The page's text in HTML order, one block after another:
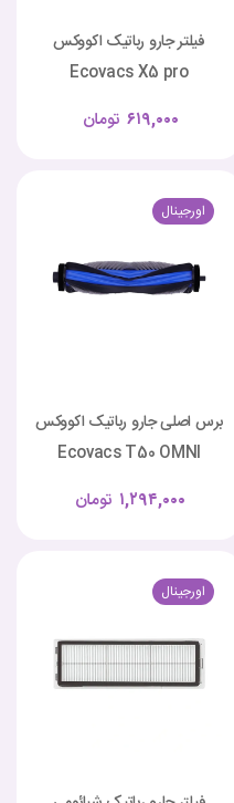
فیلتر جارو رباتیک اکووکس
Ecovacs X5 pro
تومان ۶۱۹,۰۰۰
اورجینال
برس اصلی جارو رباتیک اکووکس
Ecovacs T50 OMNI
تومان ۱,۲۹۴,۰۰۰
اورجینال